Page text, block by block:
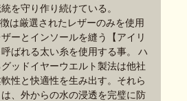
を守り作り続けている。
徴は厳選されたレザーのみを使用
ーとインソールを縫う【アイリ
ばれる太い糸を使用する事。 ハ
ッドイヤーウエルト製法は他社
性と快適性を生み出す。それら
、外からの水の浸透を完璧に防